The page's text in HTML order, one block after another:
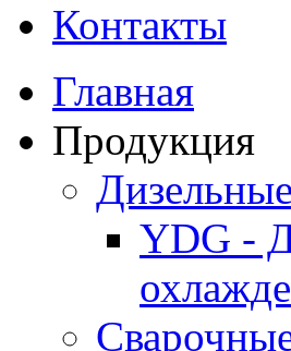
Контакты
Главная
Продукция
YDG -